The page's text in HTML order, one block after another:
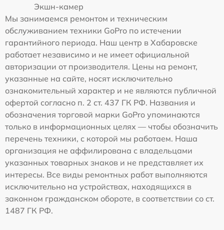
Экшн-камер
Мы занимаемся ремонтом и техническим
обслуживанием техники GoPro по истечении
гарантийного периода. Наш центр в Хабаровске
работает независимо и не имеет официальной
авторизации от производителя. Цены на ремонт,
указанные на сайте, носят исключительно
ознакомительный характер и не являются публичной
офертой согласно п. 2 ст. 437 ГК РФ. Названия и
обозначения торговой марки GoPro упоминаются
только в информационных целях — чтобы обозначить
перечень техники, с которой мы работаем. Наша
организация не аффилирована с владельцами
указанных товарных знаков и не представляет их
интересы. Все виды ремонтных работ выполняются
исключительно на устройствах, находящихся в
законном гражданском обороте, в соответствии со ст.
1487 ГК РФ.